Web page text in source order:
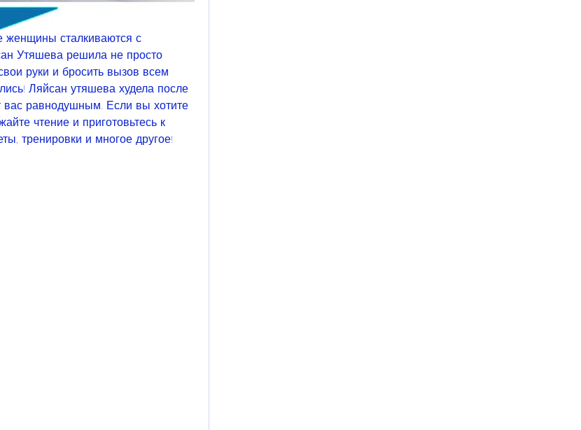
женщины сталкиваются с
Утяшева решила не просто
руки и бросить вызов всем
Ляйсан утяшева худела после
вас равнодушным. Если вы хотите
чтение и приготовьтесь к
тренировки и многое другое!